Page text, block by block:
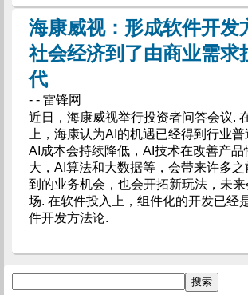
海康威视：形成软件开发
社会经济到了由商业需求
代
- - 雷锋网
近日，海康威视举行投资者问答会议.
上，海康认为AI的机遇已经得到行业
AI成本会持续降低，AI技术在改善产品
大，AI算法和大数据等，会带来许多
到的业务机会，也会开拓新玩法，未
场. 在软件投入上，组件化的开发已经
件开发方法论.